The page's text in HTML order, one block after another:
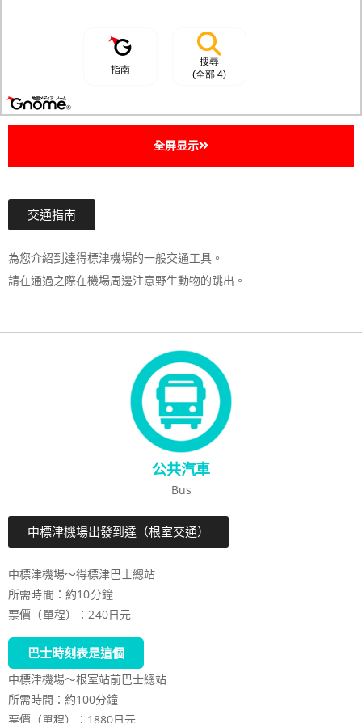
全屏显示
交通指南
為您介紹到達得標津機場的一般交通工具。
請在通過之際在機場周邊注意野生動物的跳出。
公共汽車
Bus
中標津機場出發到達（根室交通）
中標津機場～得標津巴士總站
所需時間：約10分鐘
票價（單程）：240日元
巴士時刻表是這個
中標津機場～根室站前巴士總站
所需時間：約100分鐘
票價（單程）：1880日元